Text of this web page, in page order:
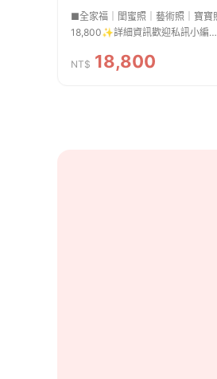
■全家福｜閨蜜照｜藝術照｜寶
18,800✨詳細資訊歡迎私訊小編
🔍 https://wishweb.net/tiifnyig/
NT$ 18,800